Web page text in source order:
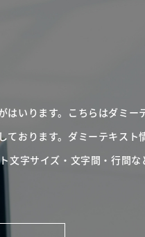
はいります。こちらはダミー
ております。ダミーテキスト
文字サイズ・文字間・行間